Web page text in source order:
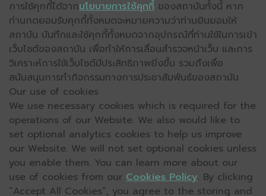
การใช้คุกกี้ได้จากนโยบายการใช้คุกกี้ ของสถาบันทั้งนี้ หาก
ท่านกดยอมรับคุกกี้ทั้งหมดจะหมายความว่าท่านยินยอมให้
สถาบัน บันทึกและใช้คุกกี้ทั้งหมดจากอุปกรณ์ที่ท่านใช้ในการเข้า
เว็บไซต์ของสถาบัน เพื่อทำให้การเลื่อนสำรวจหน้าเว็บ และการ
วิเคราะห์การใช้เว็บไซต์มีประสิทธิภาพยิ่งขึ้น รวมถึงเพื่อ
สนับสนุนการทำกิจกรรมทางการประชาสัมพันธ์ของสถาบัน
Our use of cookies
We use necessary cookies which is required for the
operations of our Website. We also would like to
set optional analytics cookies to help us improve
our Website. We will not set optional cookies unless
you enable them. You can learn more about our
use of cookies from our Cookies Policy. By clicking
“Accept All Cookies”, you agree to the storing and